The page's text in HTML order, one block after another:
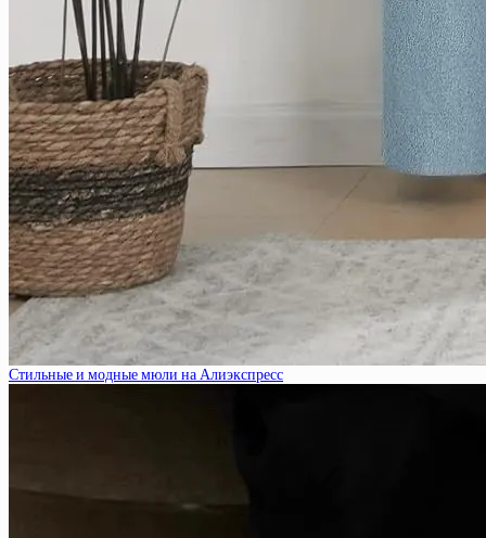
Стильные и модные мюли на Алиэкспресс